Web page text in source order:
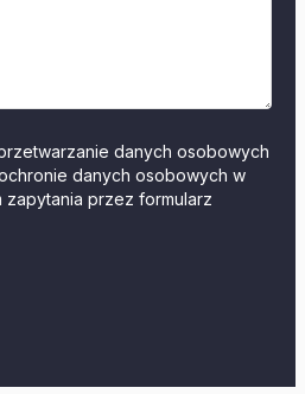
danych osobowych
danych osobowych w
zapytania przez formularz